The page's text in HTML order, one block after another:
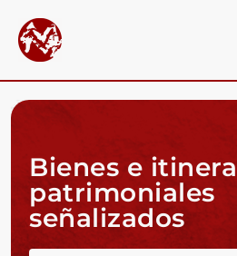
Bienes e
patrimoniales
señalizados